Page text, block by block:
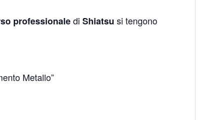
professionalediShiatsusi tengono
Metallo”